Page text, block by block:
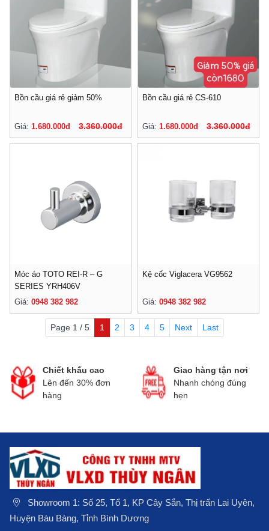
Bồn cầu giá rẻ giảm 50%
Giá: 1.680.000đ 3.360.000đ
Bồn cầu giá rẻ CS-610
Giá: 1.680.000đ 3.360.000đ
Móc áo TOTO REI-R – G
SERIES YRH406V
Giá: 0948 382 982
Kệ cốc Viglacera VG9562
Giá: 0948 382 982
Page 1 / 5 1 2 3 4 5 Next Last
Chiết khấu cao
Lên đến 30% đơn
hàng
Giao hàng tận nơi
Nhanh chóng đúng
hẹn
Showroom 1: Số 25, Tổ 1, KP Cây Sắn, Thị trấn Lai Uyên,
Huyện Bàu Bàng, Tỉnh Bình Dương